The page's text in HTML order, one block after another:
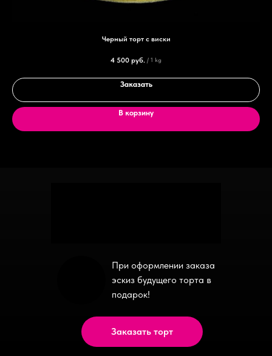
Черный торт с виски
4 500 руб. / 1 kg
Заказать
В корзину
При оформлении заказа
эскиз будущего торта в
подарок!
Заказать торт